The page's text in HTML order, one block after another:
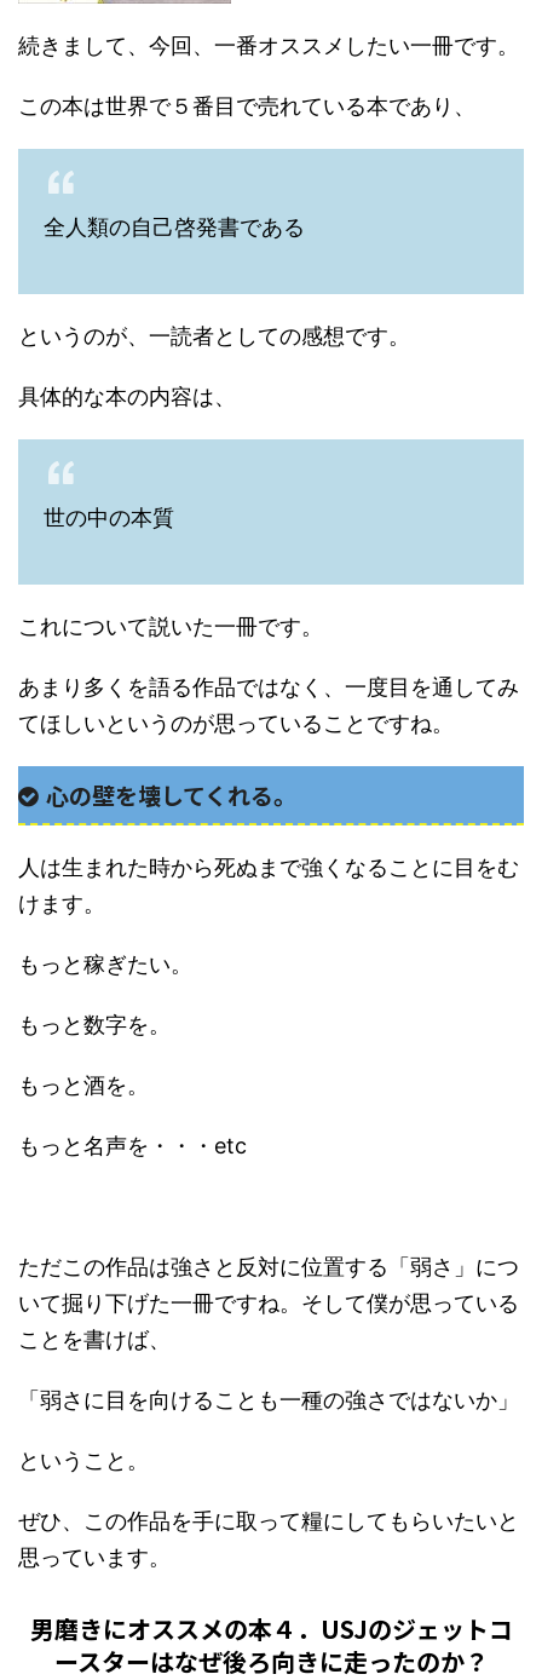
続きまして、今回、一番オススメしたい一冊です。
この本は世界で５番目で売れている本であり、
全人類の自己啓発書である
というのが、一読者としての感想です。
具体的な本の内容は、
世の中の本質
これについて説いた一冊です。
あまり多くを語る作品ではなく、一度目を通してみ
てほしいというのが思っていることですね。
心の壁を壊してくれる。
人は生まれた時から死ぬまで強くなることに目をむ
けます。
もっと稼ぎたい。
もっと数字を。
もっと酒を。
もっと名声を・・・etc
ただこの作品は強さと反対に位置する「弱さ」につ
いて掘り下げた一冊ですね。そして僕が思っている
ことを書けば、
「弱さに目を向けることも一種の強さではないか」
ということ。
ぜひ、この作品を手に取って糧にしてもらいたいと
思っています。
男磨きにオススメの本４．USJのジェットコ
ースターはなぜ後ろ向きに走ったのか？